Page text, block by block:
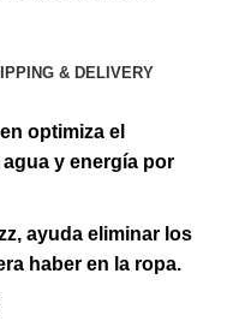
& DELIVERY
optimiza el
y energía por
ayuda eliminar los
haber en la ropa.